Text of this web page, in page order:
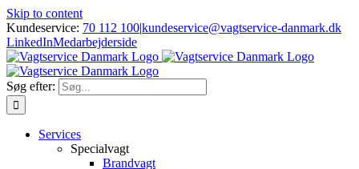
Skip to content
Kundeservice: 70 112 100|kundeservice@vagtservice-danmark.dk
LinkedInMedarbejderside
Søg efter:
Services
Specialvagt
Brandvagt